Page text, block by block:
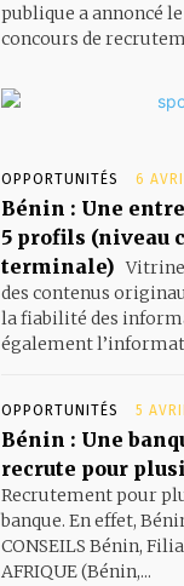
publique a annoncé
concours de
OPPORTUNITÉS 6
Bénin : Une
5 profils (niveau
terminale)
des contenus
la fiabilité des
également
OPPORTUNITÉS 5
Bénin : Une
recrute pour
Recrutement pour
banque. En effet,
CONSEILS Bénin,
AFRIQUE (Bénin,...